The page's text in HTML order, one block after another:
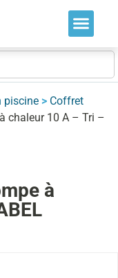
piscine > Coffret
chaleur 10 A – Tri –
à